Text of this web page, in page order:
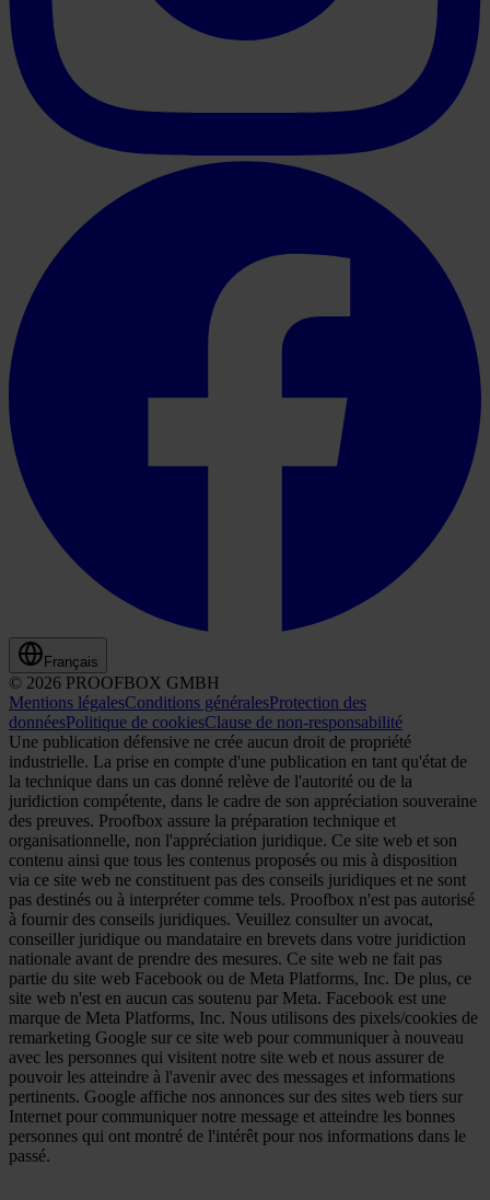
Français
© 2026 PROOFBOX GMBH
Mentions légalesConditions généralesProtection des
donnéesPolitique de cookiesClause de non-responsabilité
Une publication défensive ne crée aucun droit de propriété
industrielle. La prise en compte d'une publication en tant qu'état de
la technique dans un cas donné relève de l'autorité ou de la
juridiction compétente, dans le cadre de son appréciation souveraine
des preuves. Proofbox assure la préparation technique et
organisationnelle, non l'appréciation juridique. Ce site web et son
contenu ainsi que tous les contenus proposés ou mis à disposition
via ce site web ne constituent pas des conseils juridiques et ne sont
pas destinés ou à interpréter comme tels. Proofbox n'est pas autorisé
à fournir des conseils juridiques. Veuillez consulter un avocat,
conseiller juridique ou mandataire en brevets dans votre juridiction
nationale avant de prendre des mesures. Ce site web ne fait pas
partie du site web Facebook ou de Meta Platforms, Inc. De plus, ce
site web n'est en aucun cas soutenu par Meta. Facebook est une
marque de Meta Platforms, Inc. Nous utilisons des pixels/cookies de
remarketing Google sur ce site web pour communiquer à nouveau
avec les personnes qui visitent notre site web et nous assurer de
pouvoir les atteindre à l'avenir avec des messages et informations
pertinents. Google affiche nos annonces sur des sites web tiers sur
Internet pour communiquer notre message et atteindre les bonnes
personnes qui ont montré de l'intérêt pour nos informations dans le
passé.